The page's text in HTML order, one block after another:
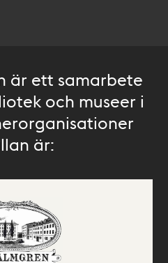
är ett samarbete
och museer i
är: